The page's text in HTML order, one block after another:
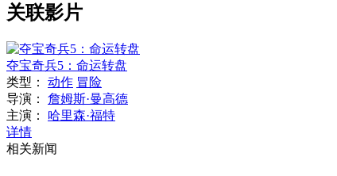
关联影片
夺宝奇兵5：命运转盘
类型：
动作 冒险
导演：
詹姆斯·曼高德
主演：
哈里森·福特
详情
相关新闻